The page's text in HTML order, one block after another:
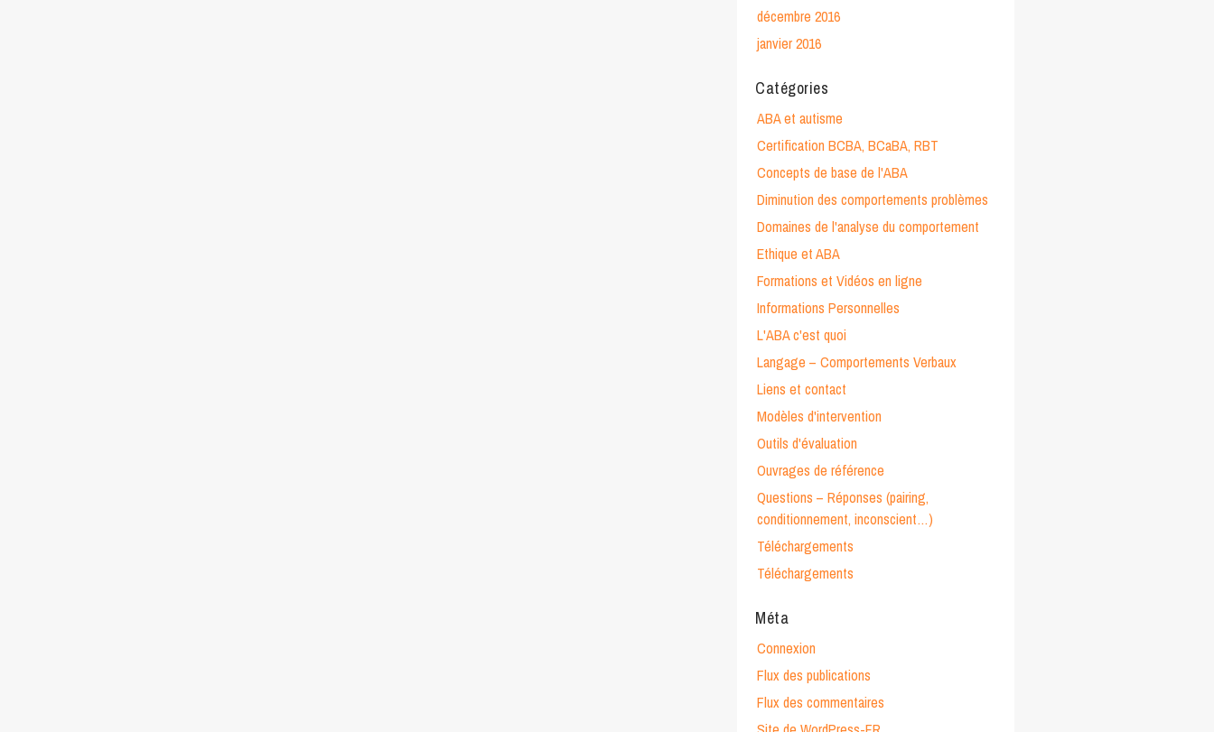
décembre 2016
janvier 2016
Catégories
ABA et autisme
Certification BCBA, BCaBA, RBT
Concepts de base de l'ABA
Diminution des comportements problèmes
Domaines de l'analyse du comportement
Ethique et ABA
Formations et Vidéos en ligne
Informations Personnelles
L'ABA c'est quoi
Langage – Comportements Verbaux
Liens et contact
Modèles d'intervention
Outils d'évaluation
Ouvrages de référence
Questions – Réponses (pairing,
conditionnement, inconscient…)
Téléchargements
Téléchargements
Méta
Connexion
Flux des publications
Flux des commentaires